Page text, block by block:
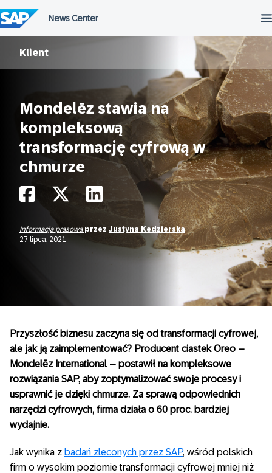
do
treści
Klient
Mondelēz stawia na
kompleksową
transformację cyfrową w
chmurze
Informacja prasowa przez Justyna Kedzierska
27 lipca, 2021
Przyszłość biznesu zaczyna się od transformacji cyfrowej,
ale jak ją zaimplementować? Producent ciastek Oreo –
Mondelēz International – postawił na kompleksowe
rozwiązania SAP, aby zoptymalizować swoje procesy i
usprawnić je dzięki chmurze. Za sprawą odpowiednich
narzędzi cyfrowych, firma działa o 60 proc. bardziej
wydajnie.
Jak wynika z badań zleconych przez SAP, wśród polskich
firm o wysokim poziomie transformacji cyfrowej mniej niż